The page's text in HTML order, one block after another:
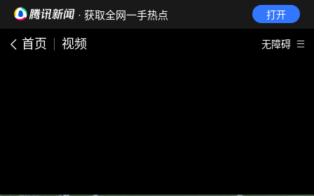
· 获取全网一手热点 打开
首页 视频 无障碍